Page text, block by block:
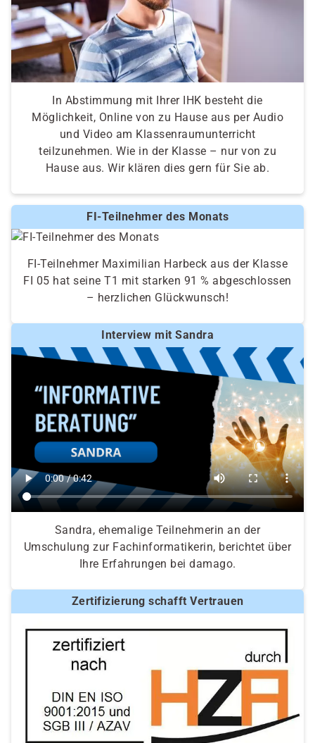
In Abstimmung mit Ihrer IHK besteht die
Möglichkeit, Online von zu Hause aus per Audio
und Video am Klassenraumunterricht
teilzunehmen. Wie in der Klasse – nur von zu
Hause aus. Wir klären dies gern für Sie ab.
FI-Teilnehmer des Monats
FI-Teilnehmer Maximilian Harbeck aus der Klasse
FI 05 hat seine T1 mit starken 91 % abgeschlossen
– herzlichen Glückwunsch!
Interview mit Sandra
Sandra, ehemalige Teilnehmerin an der
Umschulung zur Fachinformatikerin, berichtet über
Ihre Erfahrungen bei damago.
Zertifizierung schafft Vertrauen